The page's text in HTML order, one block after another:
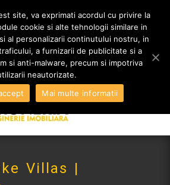
880 890
Villas |
site, va exprimati acordul cu privire la
cookie si alte tehnologii similare in
al personalizarii continutului nostru, in
a furnizarii de publicitate si a
si anti-malware, precum si impotriva
neautorizate.
Mai multe informatii